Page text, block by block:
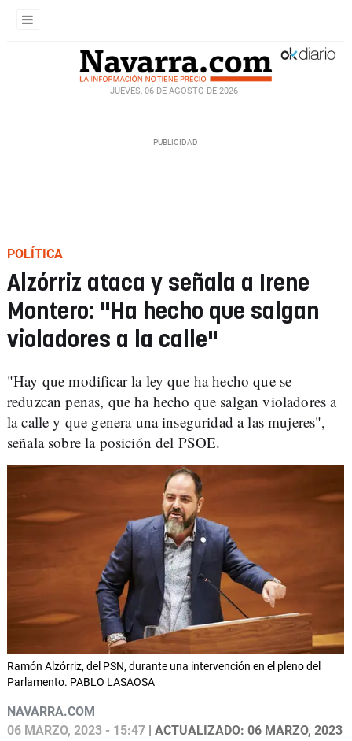
JUEVES, 06 DE AGOSTO DE 2026
POLÍTICA
Alzórriz ataca y señala a Irene
Montero: "Ha hecho que salgan
violadores a la calle"
"Hay que modificar la ley que ha hecho que se
reduzcan penas, que ha hecho que salgan violadores a
la calle y que genera una inseguridad a las mujeres",
señala sobre la posición del PSOE.
Ramón Alzórriz, del PSN, durante una intervención en el pleno del
Parlamento. PABLO LASAOSA
NAVARRA.COM
06 MARZO, 2023 - 15:47 | ACTUALIZADO: 06 MARZO, 2023